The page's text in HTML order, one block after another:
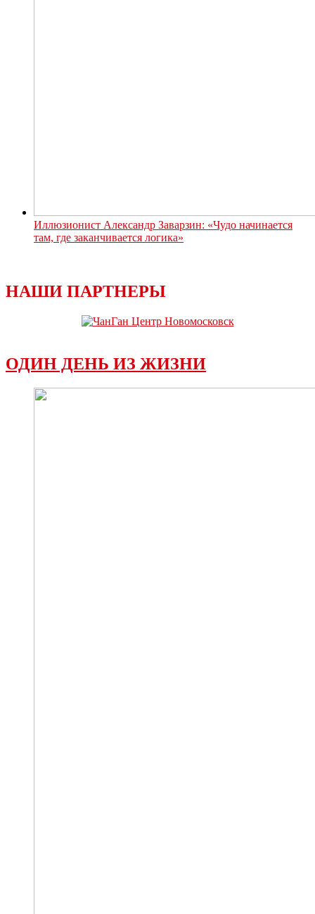
Иллюзионист Александр Заварзин: «Чудо начинается
там, где заканчивается логика»
НАШИ ПАРТНЕРЫ
ОДИН ДЕНЬ ИЗ ЖИЗНИ